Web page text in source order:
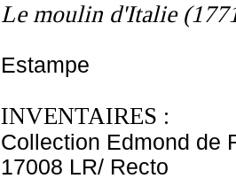
Le moulin d'Italie
Estampe
INVENTAIRES :
Collection Edmond de
17008 LR/ Recto